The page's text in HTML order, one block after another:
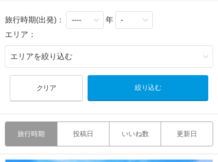
旅行時期(出発)：
年
エリア：
クリア
旅行時期 投稿日 いいね数 更新日